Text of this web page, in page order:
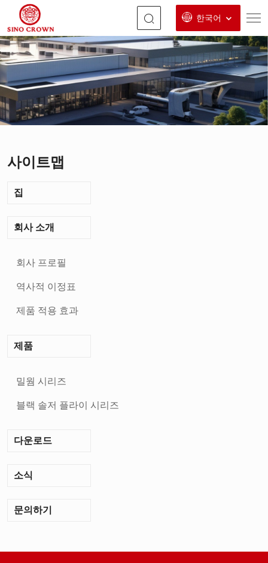
한국어
칭
다
오
성
통
계
과
기
유
한
회
사이트맵
집
회사 소개
회사 프로필
역사적 이정표
제품 적용 효과
제품
밀웜 시리즈
블랙 솔저 플라이 시리즈
다운로드
소식
문의하기